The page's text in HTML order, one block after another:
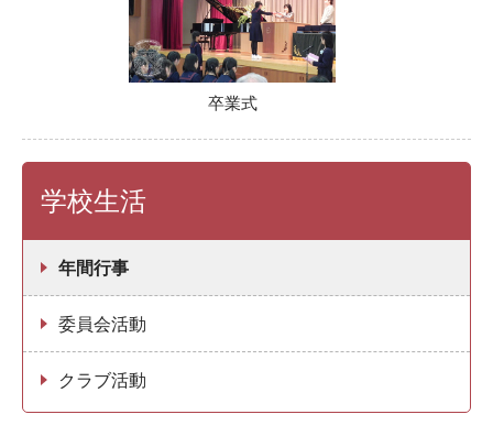
卒業式
学校生活
年間行事
委員会活動
クラブ活動